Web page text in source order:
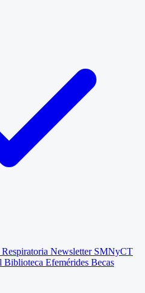
Newsletter SMNyCT
Biblioteca Efemérides Becas